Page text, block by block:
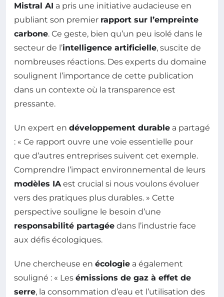
Mistral AI a pris une initiative audacieuse en
publiant son premier rapport sur l’empreinte
carbone. Ce geste, bien qu’un peu isolé dans le
secteur de l’intelligence artificielle, suscite de
nombreuses réactions. Des experts du domaine
soulignent l’importance de cette publication
dans un contexte où la transparence est
pressante.
Un expert en développement durable a partagé
: « Ce rapport ouvre une voie essentielle pour
que d’autres entreprises suivent cet exemple.
Comprendre l’impact environnemental de leurs
modèles IA est crucial si nous voulons évoluer
vers des pratiques plus durables. » Cette
perspective souligne le besoin d’une
responsabilité partagée dans l’industrie face
aux défis écologiques.
Une chercheuse en écologie a également
souligné : « Les émissions de gaz à effet de
serre, la consommation d’eau et l’utilisation des